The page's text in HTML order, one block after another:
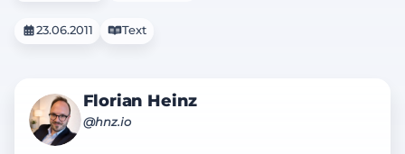
23.06.2011 Text
Florian Heinz
@hnz.io